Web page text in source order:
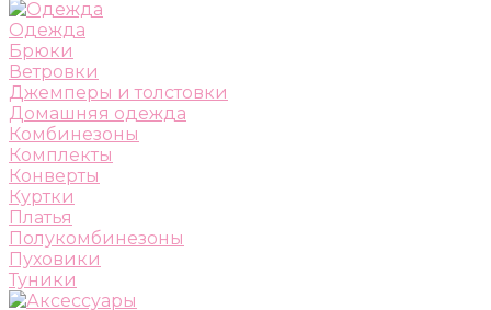
Одежда
Брюки
Ветровки
Джемперы и толстовки
Домашняя одежда
Комбинезоны
Комплекты
Конверты
Куртки
Платья
Полукомбинезоны
Пуховики
Туники